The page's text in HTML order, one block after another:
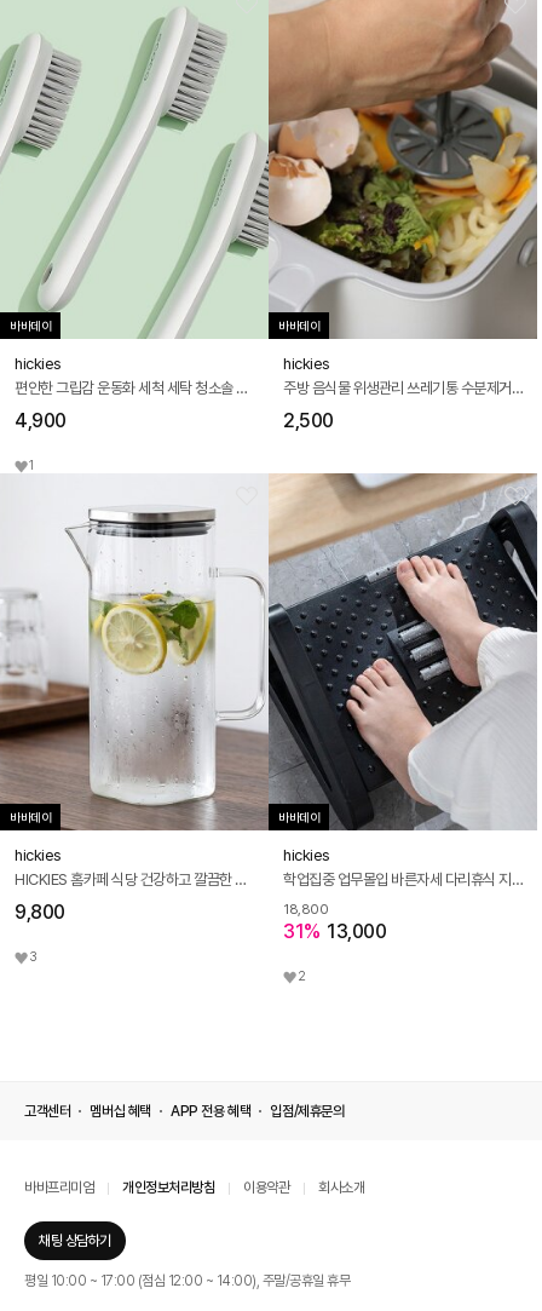
바바데이
hickies
편안한 그립감 운동화 세척 세탁 청소솔 모던 브러쉬
4,900
1
바바데이
hickies
주방 음식물 위생관리 쓰레기통 수분제거 탈수 누름이
2,500
바바데이
hickies
HICKIES 홈카페 식당 건강하고 깔끔한 내열유리 사각 워터저그 물병 1000ml
9,800
3
바바데이
hickies
학업집중 업무몰입 바른자세 다리휴식 지압 발받침대
18,800
31% 13,000
2
고객센터 멤버십 혜택 APP 전용 혜택 입점/제휴문의
바바프리미엄 개인정보처리방침 이용약관 회사소개
채팅 상담하기
평일 10:00 ~ 17:00 (점심 12:00 ~ 14:00), 주말/공휴일 휴무